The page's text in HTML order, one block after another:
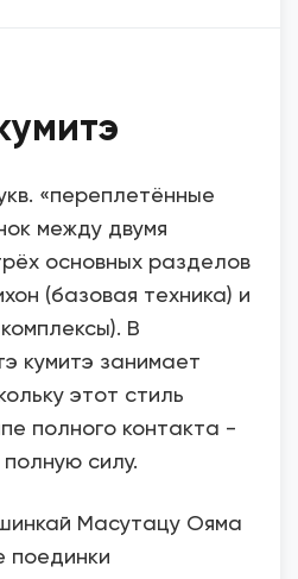
«переплетённые
между двумя
основных разделов
(базовая техника) и
В
кумитэ занимает
этот стиль
полного контакта -
силу.
Масутацу Ояма
поединки